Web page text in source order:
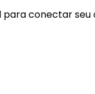
para conectar seu